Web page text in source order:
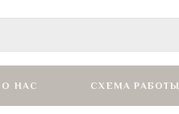
О НАС СХЕМА РАБОТЫ